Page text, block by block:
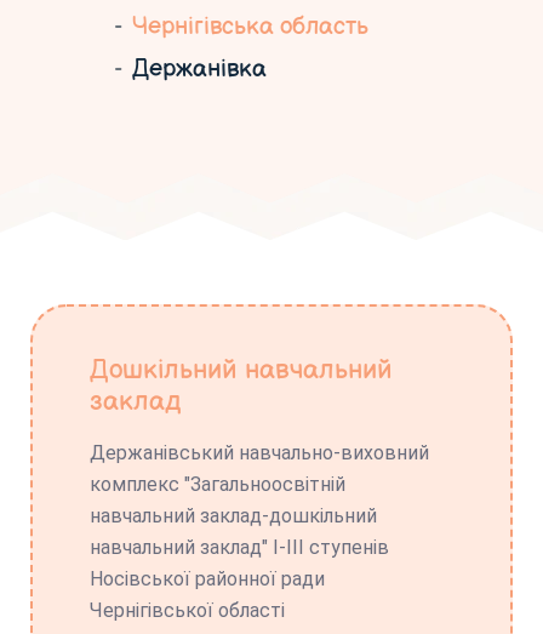
Чернігівська область
Держанівка
Дошкільний навчальний
заклад
Держанівський навчально-виховний
комплекс "Загальноосвітній
навчальний заклад-дошкільний
навчальний заклад" І-ІІІ ступенів
Носівської районної ради
Чернігівської області